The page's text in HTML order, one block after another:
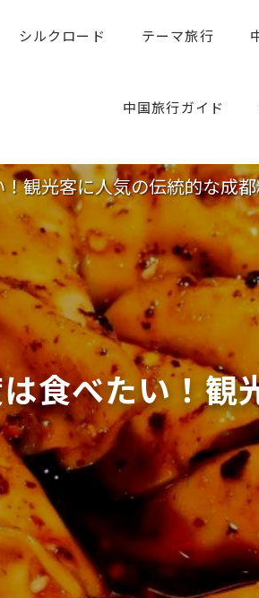
シルクロード テーマ旅行
中国旅行ガイド
観光客に人気の伝統的な成
食べたい！